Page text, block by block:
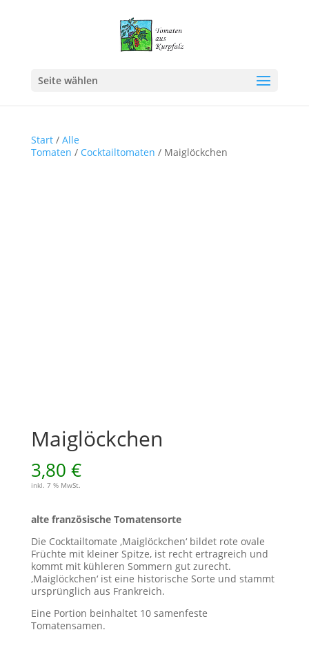
Seite wählen
Start/ Alle
Tomaten / Cocktailtomaten / Maiglöckchen
Maiglöckchen
3,80 €
inkl. 7 % MwSt.
alte französische Tomatensorte
Die Cocktailtomate ‚Maiglöckchen‘ bildet rote ovale
Früchte mit kleiner Spitze, ist recht ertragreich und
kommt mit kühleren Sommern gut zurecht.
‚Maiglöckchen‘ ist eine historische Sorte und stammt
ursprünglich aus Frankreich.
Eine Portion beinhaltet 10 samenfeste
Tomatensamen.